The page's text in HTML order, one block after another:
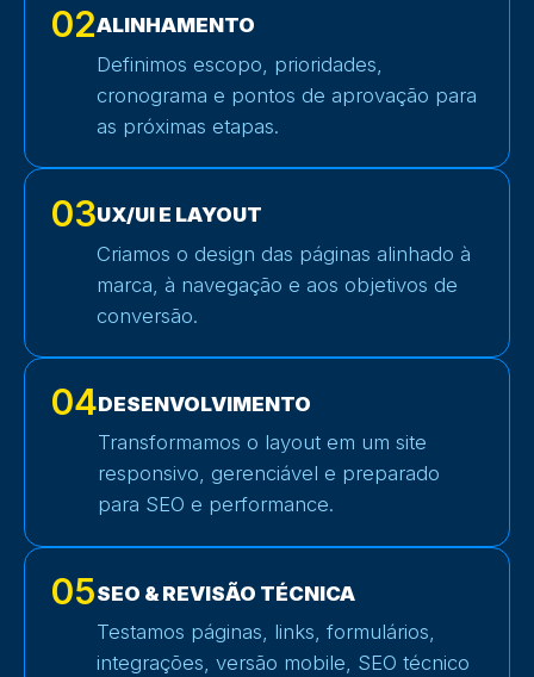
02ALINHAMENTO
Definimos escopo, prioridades,
cronograma e pontos de aprovação para
as próximas etapas.
03UX/UI E LAYOUT
Criamos o design das páginas alinhado à
marca, à navegação e aos objetivos de
conversão.
04DESENVOLVIMENTO
Transformamos o layout em um site
responsivo, gerenciável e preparado
para SEO e performance.
05SEO & REVISÃO TÉCNICA
Testamos páginas, links, formulários,
integrações, versão mobile, SEO técnico